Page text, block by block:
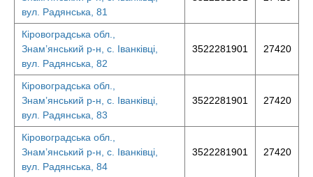
вул. Радянська, 81
Кіровоградська обл.,
Знам’янський р-н, с. Іванківці,
вул. Радянська, 82
3522281901 27420
Кіровоградська обл.,
Знам’янський р-н, с. Іванківці,
вул. Радянська, 83
3522281901 27420
Кіровоградська обл.,
Знам’янський р-н, с. Іванківці,
вул. Радянська, 84
3522281901 27420